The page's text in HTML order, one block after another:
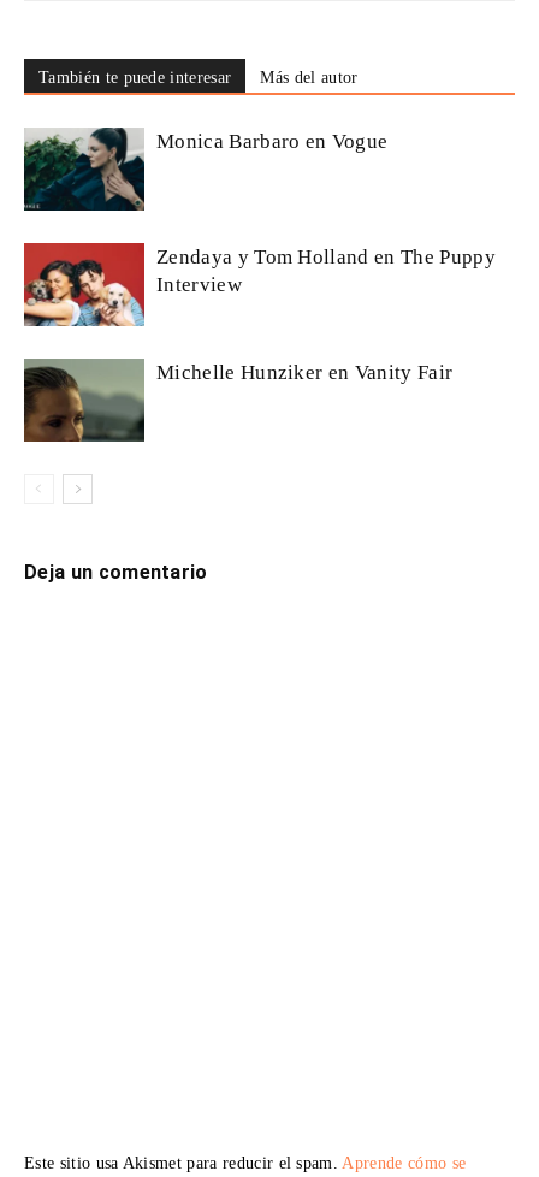
También te puede interesar Más del autor
Monica Barbaro en Vogue
Zendaya y Tom Holland en The Puppy
Interview
Michelle Hunziker en Vanity Fair
Deja un comentario
Este sitio usa Akismet para reducir el spam. Aprende cómo se